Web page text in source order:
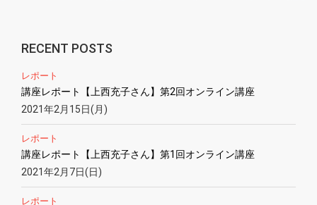
RECENT POSTS
レポート
講座レポート【上西充子さん】第2回オンライン講座
2021年2月15日(月)
レポート
講座レポート【上西充子さん】第1回オンライン講座
2021年2月7日(日)
レポート